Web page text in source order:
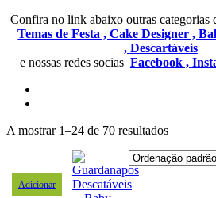
Confira no link abaixo outras categorias
Temas de Festa ,Cake Designer ,
, Descartáveis
e nossas redes socias Facebook ,
A mostrar 1–24 de 70 resultados
Adicionar